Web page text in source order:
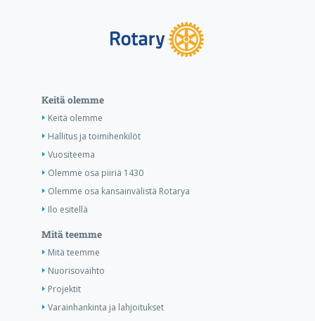
Keitä olemme
Keitä olemme
Hallitus ja toimihenkilöt
Vuositeema
Olemme osa piiriä 1430
Olemme osa kansainvälistä Rotarya
Ilo esitellä
Mitä teemme
Mitä teemme
Nuorisovaihto
Projektit
Varainhankinta ja lahjoitukset